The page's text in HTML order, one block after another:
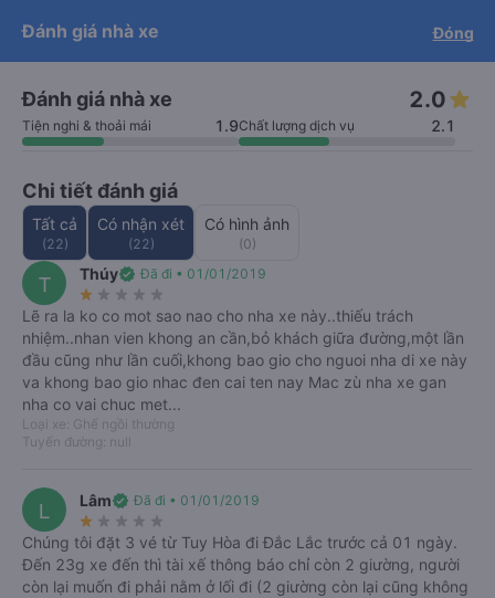
Tải app Vexere ngay!
quyền
Mở app
Tải app Vexere
-30k/ghế khi đặt vé máy bay qua
Mở app
cam kết hoàn 150% nếu nhà xe
không cung cấp dịch vụ vận chuyển( *) info
Xe Quý Thảo
2.0
(22) Số điện thoại
Chắc chắn
có chỗ
Hỗ trợ
24/7
Đóng
Đánh giá nhà xe
Đánh giá nhà xe 2.0
Tiện nghi & thoải mái 1.9Chất lượng dịch vụ 2.1
Chi tiết đánh giá
Tất cả
(22)
Có nhận xét
(22)
Có hình ảnh
(0)
T Thúyverified Đã đi • 01/01/2019
star_rate star_rate star_rate star_rate star_rate
Lẽ ra la ko co mot sao nao cho nha xe này..thiếu trách
nhiệm..nhan vien khong an cần,bỏ khách giữa đường,một lần
đầu cũng như lần cuối,khong bao gio cho nguoi nha di xe này
va khong bao gio nhac đen cai ten nay Mac zù nha xe gan
nha co vai chuc met...
Loại xe: Ghế ngồi thường
Tuyến đường: null
L Lâmverified Đã đi • 01/01/2019
star_rate star_rate star_rate star_rate star_rate
Chúng tôi đặt 3 vé từ Tuy Hòa đi Đắc Lắc trước cả 01 ngày.
Đến 23g xe đến thì tài xế thông báo chỉ còn 2 giường, người
còn lại muốn đi phải nằm ở lối đi (2 giường còn lại cũng không